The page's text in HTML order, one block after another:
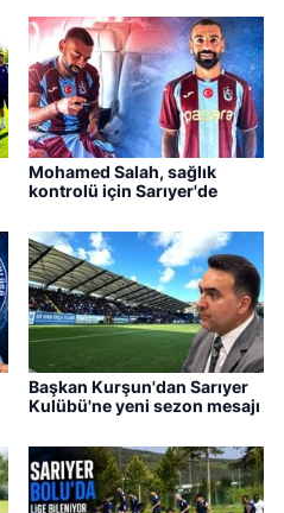
Mohamed Salah, sağlık
kontrolü için Sarıyer'de
Başkan Kurşun'dan Sarıyer
Kulübü'ne yeni sezon mesajı